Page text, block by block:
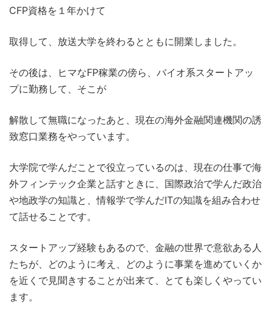
CFP資格を１年かけて
取得して、放送大学を終わるとともに開業しました。
その後は、ヒマなFP稼業の傍ら、バイオ系スタートアッ
プに勤務して、そこが
解散して無職になったあと、現在の海外金融関連機関の誘
致窓口業務をやっています。
大学院で学んだことで役立っているのは、現在の仕事で海
外フィンテック企業と話すときに、国際政治で学んだ政治
や地政学の知識と、情報学で学んだITの知識を組み合わせ
て話せることです。
スタートアップ経験もあるので、金融の世界で意欲ある人
たちが、どのように考え、どのように事業を進めていくか
を近くで見聞きすることが出来て、とても楽しくやってい
ます。